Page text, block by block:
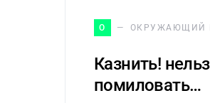
О ОКРУЖАЮЩИЙ
Казнить!
помиловать…